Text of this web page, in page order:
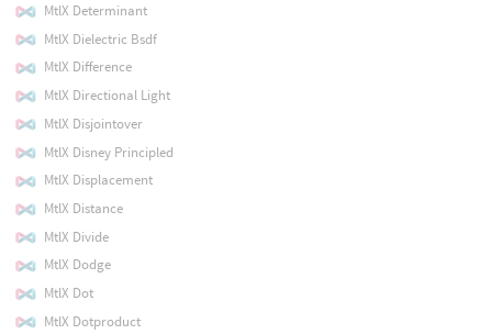
MtlX Determinant
MtlX Dielectric Bsdf
MtlX Difference
MtlX Directional Light
MtlX Disjointover
MtlX Disney Principled
MtlX Displacement
MtlX Distance
MtlX Divide
MtlX Dodge
MtlX Dot
MtlX Dotproduct